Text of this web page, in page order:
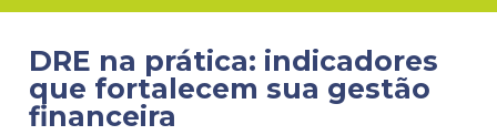
DRE na prática: indicadores
que fortalecem sua gestão
financeira